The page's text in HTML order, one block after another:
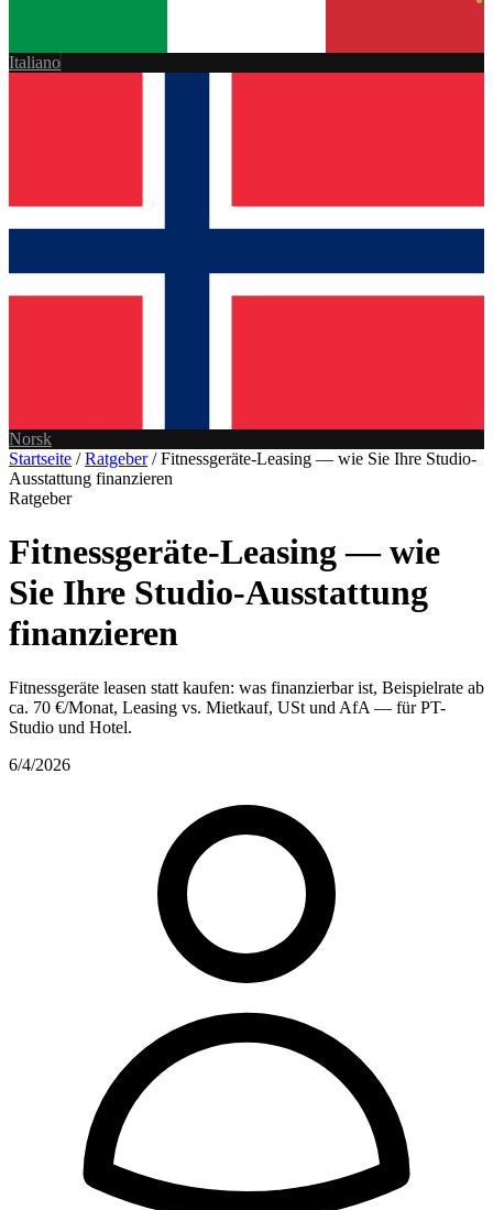
Italiano
Norsk
Startseite / Ratgeber / Fitnessgeräte-Leasing — wie Sie Ihre Studio-
Ausstattung finanzieren
Ratgeber
Fitnessgeräte-Leasing — wie
Sie Ihre Studio-Ausstattung
finanzieren
Fitnessgeräte leasen statt kaufen: was finanzierbar ist, Beispielrate ab
ca. 70 €/Monat, Leasing vs. Mietkauf, USt und AfA — für PT-
Studio und Hotel.
6/4/2026